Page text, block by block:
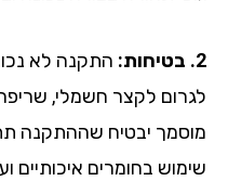
התקנה לא נכונה
לקצר חשמלי, שריפה
יבטיח שההתקנה תתבצע
בחומרים איכותיים